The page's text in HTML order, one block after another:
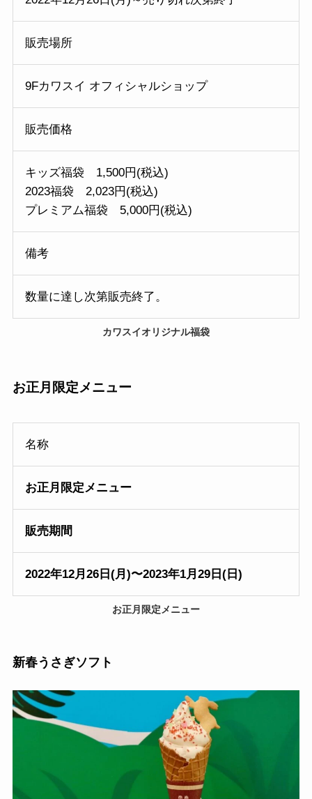
販売場所
9Fカワスイ オフィシャルショップ
販売価格
キッズ福袋 1,500円(税込)
2023福袋 2,023円(税込)
プレミアム福袋 5,000円(税込)
備考
数量に達し次第販売終了。
カワスイオリジナル福袋
お正月 限定メニュー
名称
お正月 限定メニュー
販売期間
2022年12月26日(月)〜2023年1月29日(日)
お正月 限定メニュー
新春うさぎソフト